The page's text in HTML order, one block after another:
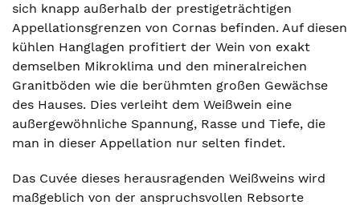
sich knapp außerhalb der prestigeträchtigen
Appellationsgrenzen von Cornas befinden. Auf diesen
kühlen Hanglagen profitiert der Wein von exakt
demselben Mikroklima und den mineralreichen
Granitböden wie die berühmten großen Gewächse
des Hauses. Dies verleiht dem Weißwein eine
außergewöhnliche Spannung, Rasse und Tiefe, die
man in dieser Appellation nur selten findet.
Das Cuvée dieses herausragenden Weißweins wird
maßgeblich von der anspruchsvollen Rebsorte